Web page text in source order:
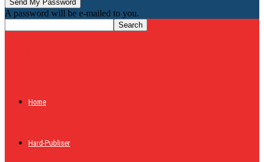
A password will be e-mailed to you.
Home
Hard-Publiser